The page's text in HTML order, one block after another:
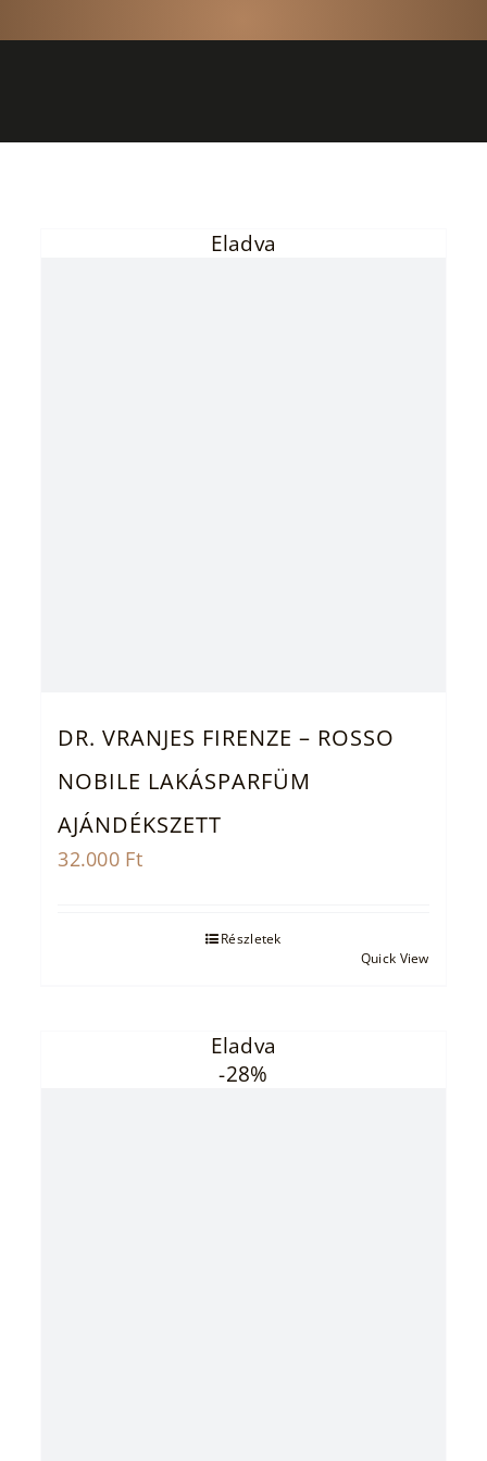
Eladva
DR. VRANJES FIRENZE – ROSSO
NOBILE LAKÁSPARFÜM
AJÁNDÉKSZETT
32.000 Ft
Részletek
Quick View
Eladva
-28%